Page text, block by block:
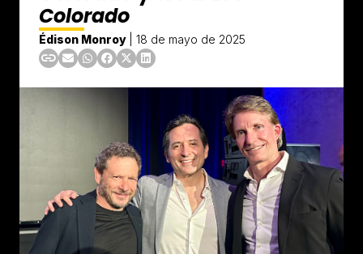
Colorado
Édison Monroy 18 de mayo de 2025